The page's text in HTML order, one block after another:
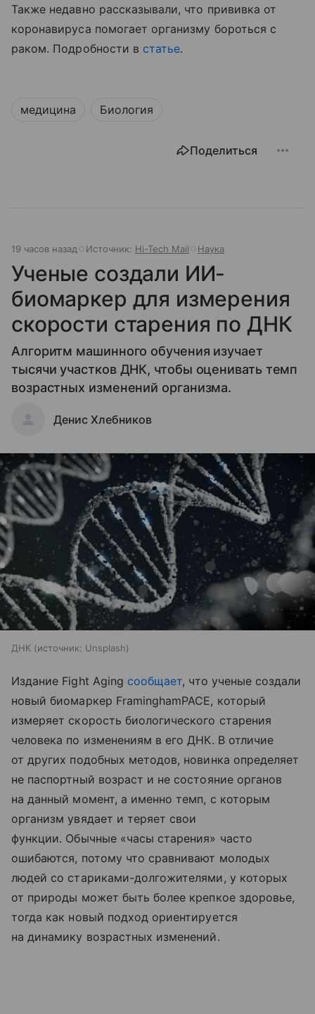
Также недавно рассказывали, что прививка от
коронавируса помогает организму бороться с
раком. Подробности в статье.
медицина Биология
Поделиться
19 часов назад Источник: Hi-Tech Mail Наука
Ученые создали ИИ-
биомаркер для измерения
скорости старения по ДНК
Алгоритм машинного обучения изучает
тысячи участков ДНК, чтобы оценивать темп
возрастных изменений организма.
Денис Хлебников
ДНК источник: Unsplash
Издание Fight Aging сообщает, что ученые создали
новый биомаркер FraminghamPACE, который
измеряет скорость биологического старения
человека по изменениям в его ДНК. В отличие
от других подобных методов, новинка определяет
не паспортный возраст и не состояние органов
на данный момент, а именно темп, с которым
организм увядает и теряет свои
функции. Обычные «часы старения» часто
ошибаются, потому что сравнивают молодых
людей со стариками-долгожителями, у которых
от природы может быть более крепкое здоровье,
тогда как новый подход ориентируется
на динамику возрастных изменений.